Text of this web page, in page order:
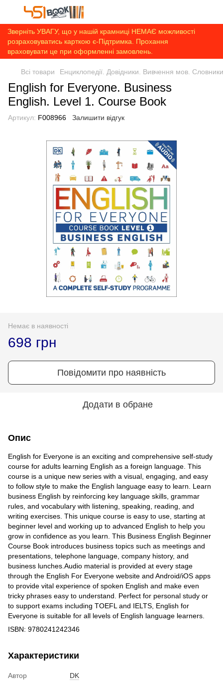
Зверніть УВАГУ, що у нашій крамниці НЕМАЄ можливості
розраховуватись карткою є-Підтримка. Прохання
враховувати це при оформленні замовлень.
Всі товари Енциклопедії. Довідники. Вивчення мов. Словники
English for Everyone. Business
English. Level 1. Course Book
Артикул: F008966 Залишити відгук
Немає в наявності
698 грн
Повідомити про наявність
Додати в обране
Опис
English for Everyone is an exciting and comprehensive self-study
course for adults learning English as a foreign language. This
course is a unique new series with a visual, engaging, and easy
to follow style to make the English language easy to learn. Learn
business English by reinforcing key language skills, grammar
rules, and vocabulary with listening, speaking, reading, and
writing exercises. This unique course is easy to use, starting at
beginner level and working up to advanced English to help you
grow in confidence as you learn. This Business English Beginner
Course Book introduces business topics such as meetings and
presentations, telephone language, company history, and
business lunches.Audio material is provided at every stage
through the English For Everyone website and Android/iOS apps
to provide vital experience of spoken English and make even
tricky phrases easy to understand. Perfect for personal study or
to support exams including TOEFL and IELTS, English for
Everyone is suitable for all levels of English language learners.
ISBN: 9780241242346
Характеристики
Автор
DK